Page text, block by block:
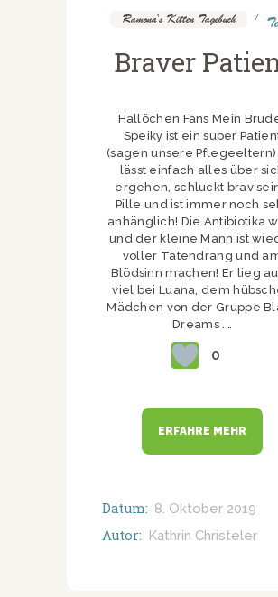
Ramona's Kitten Tagebuch
Braver
Hallöchen Fans Mein
Speiky ist ein super
(sagen unsere Pflegeeltern)
lässt einfach alles über
ergehen, schluckt brav
Pille und ist immer noch
anhänglich! Die Antibiotika
und der kleine Mann ist
voller Tatendrang und
Blödsinn machen! Er lieg
viel bei Luana, dem
Mädchen von der Gruppe
Dreams .…
0
ERFAHRE MEHR
Datum: 8. Oktober 2019
Autor: Kathrin Christeler